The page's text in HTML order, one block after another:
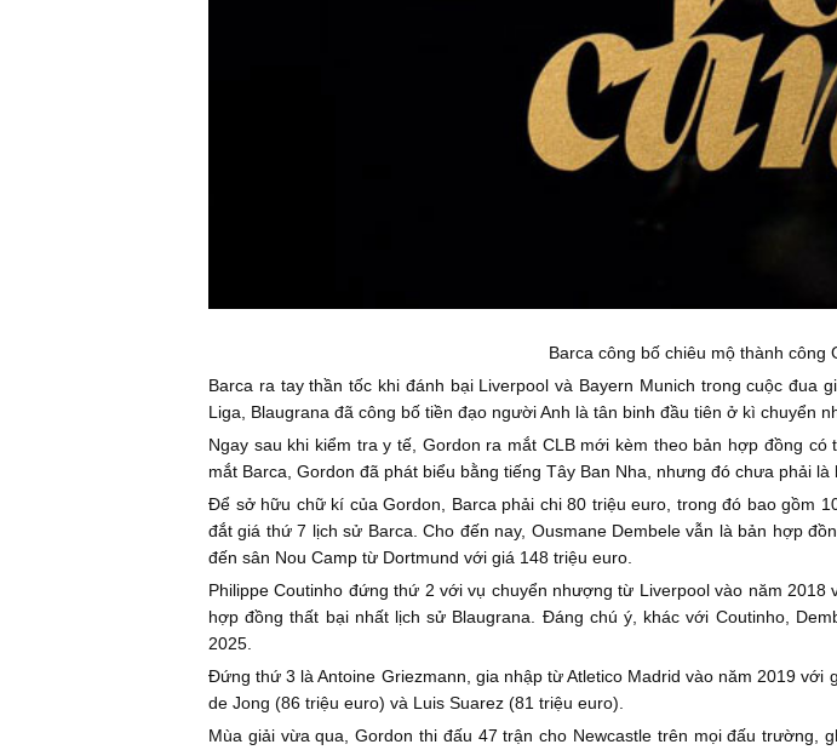
Barca công bố chiêu mộ thành công
Barca ra tay thần tốc khi đánh bại Liverpool và Bayern Munich trong cuộc đua
Liga, Blaugrana đã công bố tiền đạo người Anh là tân binh đầu tiên ở kì chuyển
Ngay sau khi kiểm tra y tế, Gordon ra mắt CLB mới kèm theo bản hợp đồng
mắt Barca, Gordon đã phát biểu bằng tiếng Tây Ban Nha, nhưng đó chưa phải
Để sở hữu chữ kí của Gordon, Barca phải chi 80 triệu euro, trong đó bao gồm
đắt giá thứ 7 lịch sử Barca. Cho đến nay, Ousmane Dembele vẫn là bản hợp
đến sân Nou Camp từ Dortmund với giá 148 triệu euro.
Philippe Coutinho đứng thứ 2 với vụ chuyển nhượng từ Liverpool vào năm
hợp đồng thất bại nhất lịch sử Blaugrana. Đáng chú ý, khác với Coutinho,
2025.
Đứng thứ 3 là Antoine Griezmann, gia nhập từ Atletico Madrid vào năm 2019
de Jong (86 triệu euro) và Luis Suarez (81 triệu euro).
Mùa giải vừa qua, Gordon thi đấu 47 trận cho Newcastle trên mọi đấu